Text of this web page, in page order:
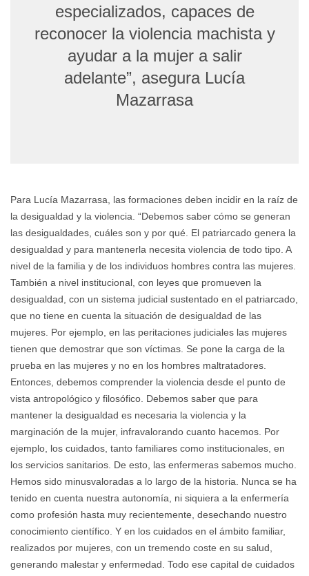
especializados, capaces de
reconocer la violencia machista y
ayudar a la mujer a salir
adelante”, asegura Lucía
Mazarrasa
Para Lucía Mazarrasa, las formaciones deben incidir en la raíz de
la desigualdad y la violencia. “Debemos saber cómo se generan
las desigualdades, cuáles son y por qué. El patriarcado genera la
desigualdad y para mantenerla necesita violencia de todo tipo. A
nivel de la familia y de los individuos hombres contra las mujeres.
También a nivel institucional, con leyes que promueven la
desigualdad, con un sistema judicial sustentado en el patriarcado,
que no tiene en cuenta la situación de desigualdad de las
mujeres. Por ejemplo, en las peritaciones judiciales las mujeres
tienen que demostrar que son víctimas. Se pone la carga de la
prueba en las mujeres y no en los hombres maltratadores.
Entonces, debemos comprender la violencia desde el punto de
vista antropológico y filosófico. Debemos saber que para
mantener la desigualdad es necesaria la violencia y la
marginación de la mujer, infravalorando cuanto hacemos. Por
ejemplo, los cuidados, tanto familiares como institucionales, en
los servicios sanitarios. De esto, las enfermeras sabemos mucho.
Hemos sido minusvaloradas a lo largo de la historia. Nunca se ha
tenido en cuenta nuestra autonomía, ni siquiera a la enfermería
como profesión hasta muy recientemente, desechando nuestro
conocimiento científico. Y en los cuidados en el ámbito familiar,
realizados por mujeres, con un tremendo coste en su salud,
generando malestar y enfermedad. Todo ese capital de cuidados